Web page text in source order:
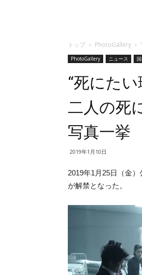
トップ PhotoGallery
PhotoGallery ニュース
“死にた
二人の死
写真一挙
2019年1月10日
2019年1月25日（金
が解禁となった。